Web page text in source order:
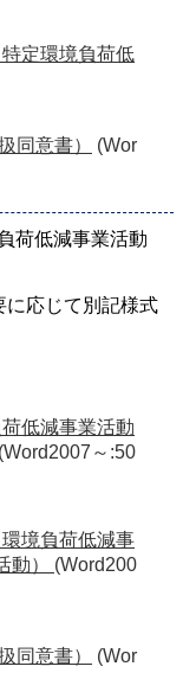
定環境負荷低
同意書）
(Wor
荷低減事業活動
応じて別記様式
低減事業活動
(Word2007～:50
境負荷低減事
動） (Word200
同意書）
(Wor